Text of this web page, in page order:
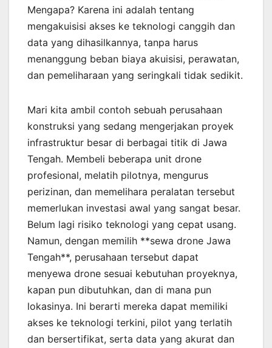
Mengapa? Karena ini adalah tentang
mengakuisisi akses ke teknologi canggih dan
data yang dihasilkannya, tanpa harus
menanggung beban biaya akuisisi, perawatan,
dan pemeliharaan yang seringkali tidak sedikit.
Mari kita ambil contoh sebuah perusahaan
konstruksi yang sedang mengerjakan proyek
infrastruktur besar di berbagai titik di Jawa
Tengah. Membeli beberapa unit drone
profesional, melatih pilotnya, mengurus
perizinan, dan memelihara peralatan tersebut
memerlukan investasi awal yang sangat besar.
Belum lagi risiko teknologi yang cepat usang.
Namun, dengan memilih **sewa drone Jawa
Tengah**, perusahaan tersebut dapat
menyewa drone sesuai kebutuhan proyeknya,
kapan pun dibutuhkan, dan di mana pun
lokasinya. Ini berarti mereka dapat memiliki
akses ke teknologi terkini, pilot yang terlatih
dan bersertifikat, serta data yang akurat dan